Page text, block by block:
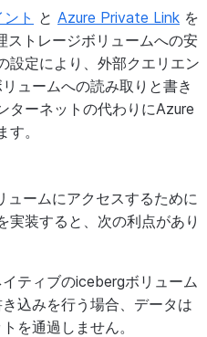
ト と Azure Private Link を
トレージボリュームへの安
設定により、外部クエリエン
ュームへの読み取りと書き
ターネットの代わりにAzure
。
ームにアクセスするために
実装すると、次の利点があり
ティブのicebergボリューム
込みを行う場合、データは
を通過しません。